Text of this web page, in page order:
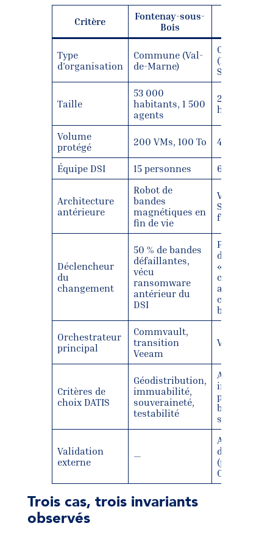
Critère
Fontenay-sous-
Bois
Type
d’organisation
Commune (Val-
de-Marne)
Commune
(Hauts-de-
Seine, MGP)
Taille
53 000
habitants, 1 500
agents
28 000
habitants
Volume
protégé
200 VMs, 100 To 40 VMs, 20
Équipe DSI 15 personnes 6 agents
Architecture
antérieure
Robot de
bandes
magnétiques en
fin de vie
Veeam + 2
Synology (1
froid
Déclencheur
du
changement
50 % de bandes
défaillantes,
vécu
ransomware
antérieur du
DSI
Point de
défaillance
« personne-
clé »,
alternatives
cloud hors
budget
Orchestrateur
principal
Commvault,
transition
Veeam
Veeam
Critères de
choix DATIS
Géodistribution,
immuabilité,
souveraineté,
testabilité
personne-
budget,
Validation
externe
—
Audit
du Grand
(programme
Cybiah)
Trois cas, trois invariants
observés